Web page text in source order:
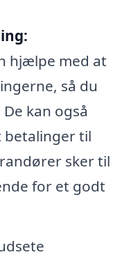
hjælpe med at
så du
kan også
betalinger til
sker til
for et godt